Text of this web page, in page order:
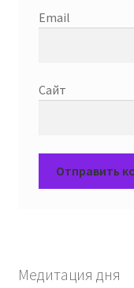
Email
Сайт
Медитация дня